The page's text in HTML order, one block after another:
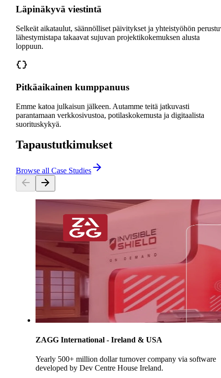
Läpinäkyvä viestintä
Selkeät aikataulut, säännölliset päivitykset ja yhteistyöhön
lähestymistapa takaavat sujuvan projektikokemuksen alusta
loppuun.
Pitkäaikainen kumppanuus
Emme katoa julkaisun jälkeen. Autamme teitä jatkuvasti
parantamaan verkkosivustoa, potilaskokemusta ja digitaalista
suorituskykyä.
Tapaustutkimukset
Browse all Case Studies
ZAGG International - Ireland & USA
Yearly 500+ million dollar turnover company via software
developed by Dev Centre House Ireland.